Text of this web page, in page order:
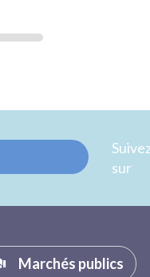
sur
Marchés publics